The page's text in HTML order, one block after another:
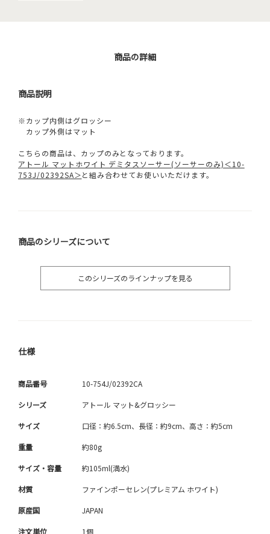
商品の詳細
商品説明
※カップ内側はグロッシー
カップ外側はマット
こちらの商品は、カップのみとなっております。
アトール マットホワイト デミタスソーサー(ソーサーのみ)＜10-
753J/02392SA＞と組み合わせてお使いいただけます。
商品のシリーズについて
このシリーズのラインナップを見る
仕様
商品番号 10-754J/02392CA
シリーズ アトール マット&グロッシー
サイズ 口径：約6.5cm、長径：約9cm、高さ：約5cm
重量 約80g
サイズ・容量 約105ml(満水)
材質 ファインポーセレン(プレミアム ホワイト)
原産国 JAPAN
注文単位 1個